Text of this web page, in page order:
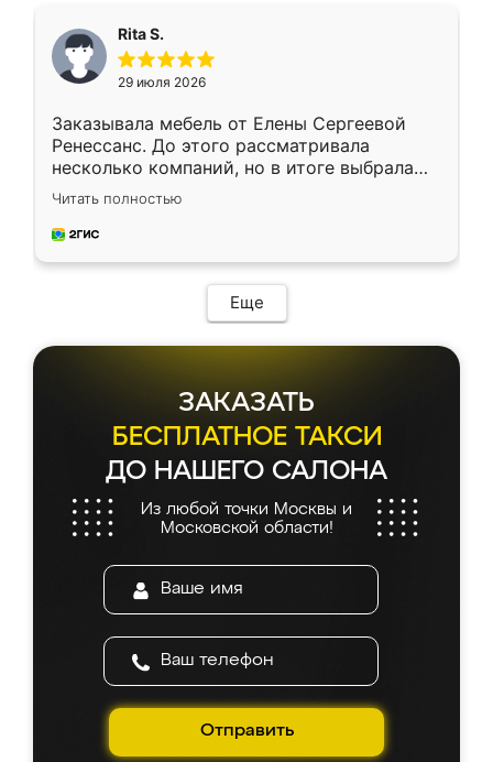
Rita S.
29 июля 2026
Заказывала мебель от Елены Сергеевой
Ренессанс. До этого рассматривала
несколько компаний, но в итоге выбрала
эту. Сначала обговорили условия, потом
приехал замерщик, всё спокойно объяснил
и снял размеры. Изготовили в срок, с
мебель сразу встала на свое место без
каких-либо доработок. Качеством осталась
довольна, все выглядит так, как и ожидала.
Читать полностью
Еще
ЗАКАЗАТЬ
БЕСПЛАТНОЕ ТАКСИ
ДО НАШЕГО САЛОНА
Из любой точки Москвы и
Московской области!
Отправить